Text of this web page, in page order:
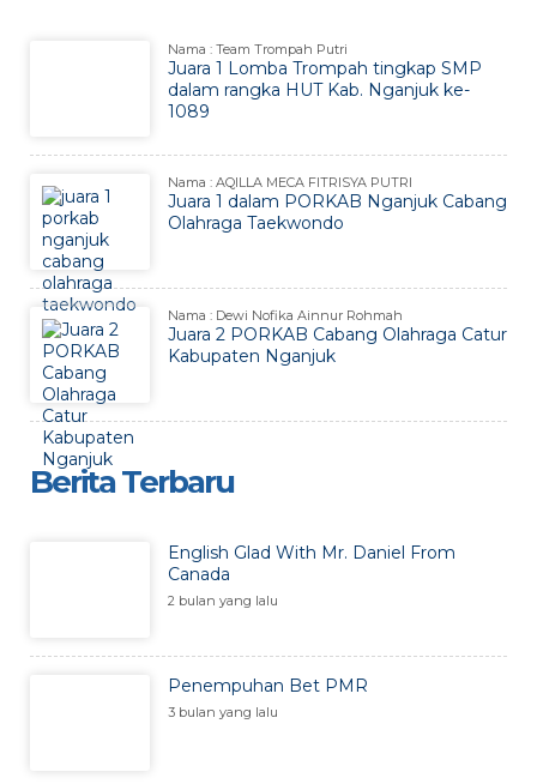
Nama : Team Trompah Putri
Juara 1 Lomba Trompah tingkap SMP
dalam rangka HUT Kab. Nganjuk ke-
1089
Nama : AQILLA MECA FITRISYA PUTRI
Juara 1 dalam PORKAB Nganjuk Cabang
Olahraga Taekwondo
Nama : Dewi Nofika Ainnur Rohmah
Juara 2 PORKAB Cabang Olahraga Catur
Kabupaten Nganjuk
Berita Terbaru
English Glad With Mr. Daniel From
Canada
2 bulan yang lalu
Penempuhan Bet PMR
3 bulan yang lalu